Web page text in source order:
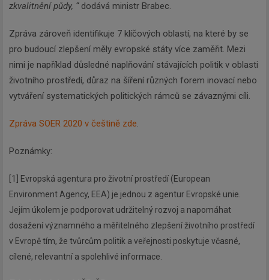
zkvalitnění půdy, “dodává ministr Brabec.
Zpráva zároveň identifikuje 7 klíčových oblastí, na které by se
pro budoucí zlepšení měly evropské státy více zaměřit. Mezi
nimi je například důsledné naplňování stávajících politik v oblasti
životního prostředí, důraz na šíření různých forem inovací nebo
vytváření systematických politických rámců se závaznými cíli.
Zpráva SOER 2020 v češtině zde.
Poznámky:
[1] Evropská agentura pro životní prostředí (European
Environment Agency, EEA) je jednou z agentur Evropské unie.
Jejím úkolem je podporovat udržitelný rozvoj a napomáhat
dosažení významného a měřitelného zlepšení životního prostředí
v Evropě tím, že tvůrcům politik a veřejnosti poskytuje včasné,
cílené, relevantní a spolehlivé informace.